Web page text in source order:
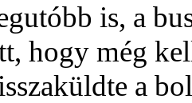
is, a
hogy még
a